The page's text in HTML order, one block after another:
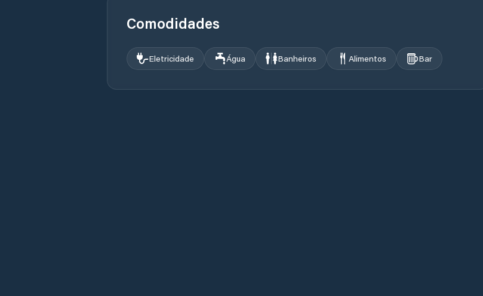
Comodidades
Eletricidade Água Banheiros Alimentos Bar